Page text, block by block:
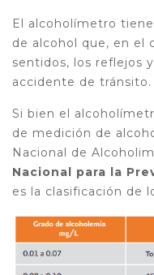
El alcoholímetro
de alcohol que, en el
sentidos, los reflejos
accidente de tránsito.
Si bien el
de medición de
Nacional de
Nacional para la
es la clasificación de